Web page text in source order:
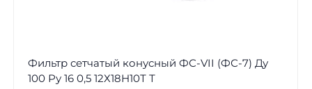
Фильтр сетчатый конусный ФС-VII (ФС-7) Ду
100 Ру 16 0,5 12Х18Н10Т Т